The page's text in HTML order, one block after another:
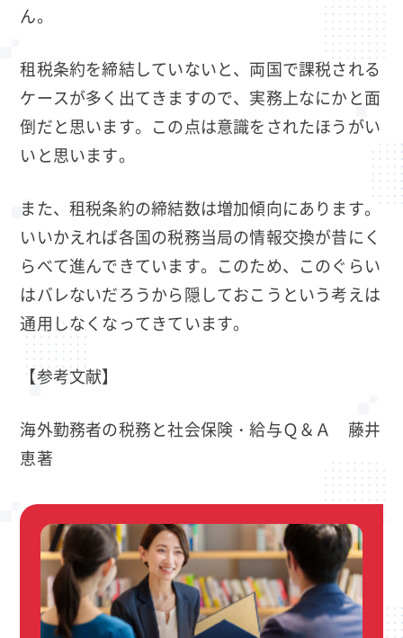
ん。
租税条約を締結していないと、両国で課税される
ケースが多く出てきますので、実務上なにかと面
倒だと思います。この点は意識をされたほうがい
いと思います。
また、租税条約の締結数は増加傾向にあります。
いいかえれば各国の税務当局の情報交換が昔にく
らべて進んできています。このため、このぐらい
はバレないだろうから隠しておこうという考えは
通用しなくなってきています。
【参考文献】
海外勤務者の税務と社会保険・給与Ｑ＆Ａ 藤井
恵著